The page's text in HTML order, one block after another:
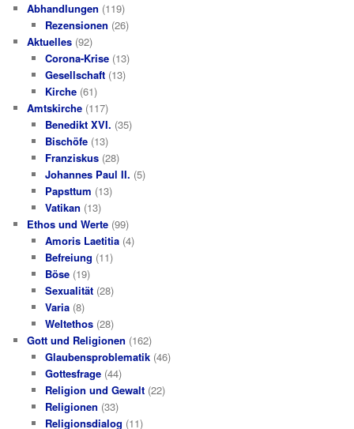
Abhandlungen (119)
Rezensionen (26)
Aktuelles (92)
Corona-Krise(13)
Gesellschaft(13)
Kirche(61)
Amtskirche (117)
Benedikt XVI. (35)
Bischöfe(13)
Franziskus(28)
Johannes Paul II. (5)
Papsttum (13)
Vatikan (13)
Ethos und Werte (99)
Amoris Laetitia(4)
Befreiung (11)
Böse(19)
Sexualität(28)
Varia(8)
Weltethos(28)
Gott und Religionen (162)
Glaubensproblematik(46)
Gottesfrage(44)
Religion und Gewalt(22)
Religionen (33)
Religionsdialog (11)